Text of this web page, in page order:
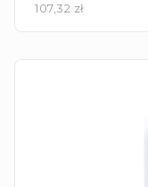
107,32 zł